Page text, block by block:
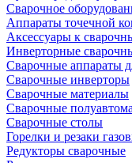
Сварочное
Аппараты точечной
Аксессуары к
Инверторные
Сварочные аппараты
Сварочные инверторы
Сварочные материалы
Сварочные
Сварочные столы
Горелки и резаки
Редукторы сварочные